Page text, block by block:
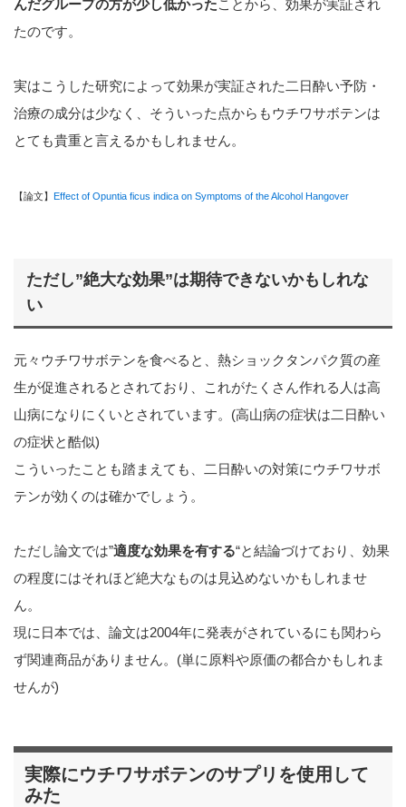
んだグループの方が少し低かったことから、効果が実証され
たのです。
実はこうした研究によって効果が実証された二日酔い予防・
治療の成分は少なく、そういった点からもウチワサボテンは
とても貴重と言えるかもしれません。
【論文】 Effect of Opuntia ficus indica on Symptoms of the Alcohol Hangover
ただし”絶大な効果”は期待できないかもしれな
い
元々ウチワサボテンを食べると、熱ショックタンパク質の産
生が促進されるとされており、これがたくさん作れる人は高
山病になりにくいとされています。(高山病の症状は二日酔い
の症状と酷似)
こういったことも踏まえても、二日酔いの対策にウチワサボ
テンが効くのは確かでしょう。
ただし論文では”適度な効果を有する“と結論づけており、効果
の程度にはそれほど絶大なものは見込めないかもしれませ
ん。
現に日本では、論文は2004年に発表がされているにも関わら
ず関連商品がありません。(単に原料や原価の都合かもしれま
せんが)
実際にウチワサボテンのサプリを使用して
みた